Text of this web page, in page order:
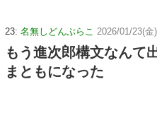
23: 名無しどんぶらこ 2026/01/23(
もう進次郎構文なんて
まともになった